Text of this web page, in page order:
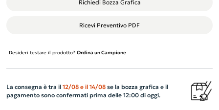
Richiedi Bozza Grafica
Ricevi Preventivo PDF
Desideri testare il prodotto? Ordina un Campione
La consegna è tra il 12/08 e il 14/08se la bozza grafica e il
pagamento sono confermati prima delle 12:00 di oggi.